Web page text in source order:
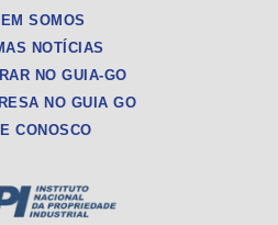
SOMOS
NOTÍCIAS
NO GUIA-GO
NO GUIA GO
CONOSCO